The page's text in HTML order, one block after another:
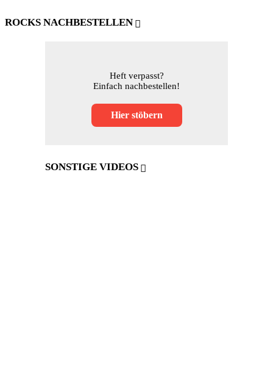
ROCKS NACHBESTELLEN
Heft verpasst?
Einfach nachbestellen!
Hier stöbern
SONSTIGE VIDEOS